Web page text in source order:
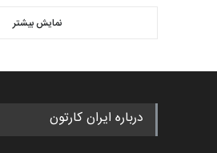
کتابخانۀ ممتا…
مسابقه
دوغان، ترکیه،…
گالری حدود یک
نمایش بیشتر
درباره ایران کارتون